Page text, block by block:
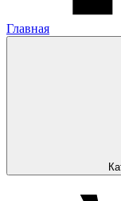
Главная